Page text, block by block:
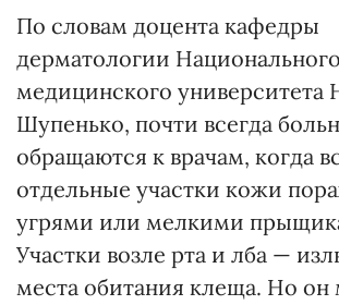
По словам доцента кафедры
дерматологии Национального
медицинского университета
Шупенько, почти всегда
обращаются к врачам, когда
отдельные участки кожи
угрями или мелкими
Участки возле рта и лба —
места обитания клеща. Но